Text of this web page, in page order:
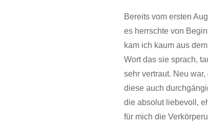
Bereits vom ersten
es herrschte von
kam ich kaum aus
Wort das sie sprach,
sehr vertraut. Neu
diese auch
die absolut liebevoll,
für mich die